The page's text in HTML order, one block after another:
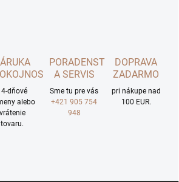
dňové
alebo
vrátenie
tovaru.
PORADENSTVO
A SERVIS
Sme tu pre vás
+421 905 754
948
DOPRAVA
ZADARMO
pri nákupe nad
100 EUR.